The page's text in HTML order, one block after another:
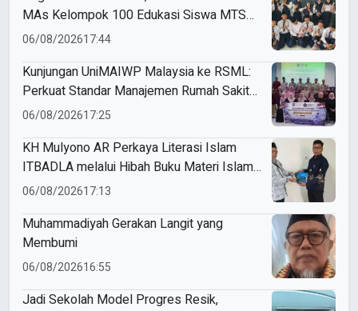
MAs Kelompok 100 Edukasi Siswa MTS
Miftahul Ulum Tawangsari
06/08/202617:44
Kunjungan UniMAIWP Malaysia ke RSML:
Perkuat Standar Manajemen Rumah Sakit
Syariah
06/08/202617:25
KH Mulyono AR Perkaya Literasi Islam
ITBADLA melalui Hibah Buku Materi Islam
5 Jilid
06/08/202617:13
Muhammadiyah Gerakan Langit yang
Membumi
06/08/202616:55
Jadi Sekolah Model Progres Resik,